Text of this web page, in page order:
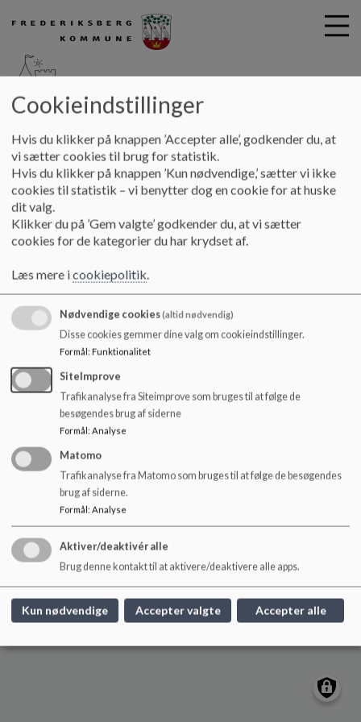
i
Børnehuset Sankt Jørgen
Til nye forældre Rundvisning
Rundvisning
Vi giver gerne rundvisning efter aftale.
Ring og aftal nærmere på enten 38210570 eller 38210571.
Børnehuset Skt. Jørgen
Vodroffsvej 46-48, 1900 Frederiksberg C
sanktjoergen@frederiksberg.dk
+45 38 21 05 70
EAN NR. 5798009171795
Webtilgængelighed
Sitemap
Cookie politik
Cookieindstillinger
Hvis du klikker på knappen ’Accepter alle’, godkender du, at
vi sætter cookies til brug for statistik.
Hvis du klikker på knappen ’Kun nødvendige,’ sætter vi ikke
cookies til statistik – vi benytter dog en cookie for at huske
dit valg.
Klikker du på ’Gem valgte’ godkender du, at vi sætter
cookies for de kategorier du har krydset af.
Læs mere icookiepolitik.
Nødvendige cookies(altid nødvendig)
Disse cookies gemmer dine valg om cookieindstillinger.
Formål: Funktionalitet
SiteImprove
Trafikanalyse fra Siteimprove som bruges til at følge de
besøgendes brug af siderne
Formål: Analyse
Matomo
Trafikanalyse fra Matomo som bruges til at følge de besøgendes
brug af siderne.
Formål: Analyse
Aktiver/deaktivér alle
Brug denne kontakt til at aktivere/deaktivere alle apps.
Kun nødvendige Accepter valgte Accepter alle